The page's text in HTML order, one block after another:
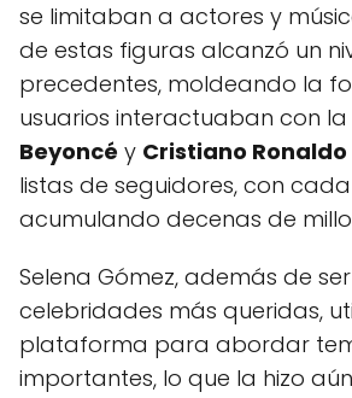
se limitaban a actores y
de estas figuras alcanzó un
precedentes, moldeando la
usuarios interactuaban con
Beyoncé y Cristiano Ronaldo
listas de seguidores, con
acumulando decenas de
Selena Gómez, además de
celebridades más queridas,
plataforma para abordar
importantes, lo que la hizo